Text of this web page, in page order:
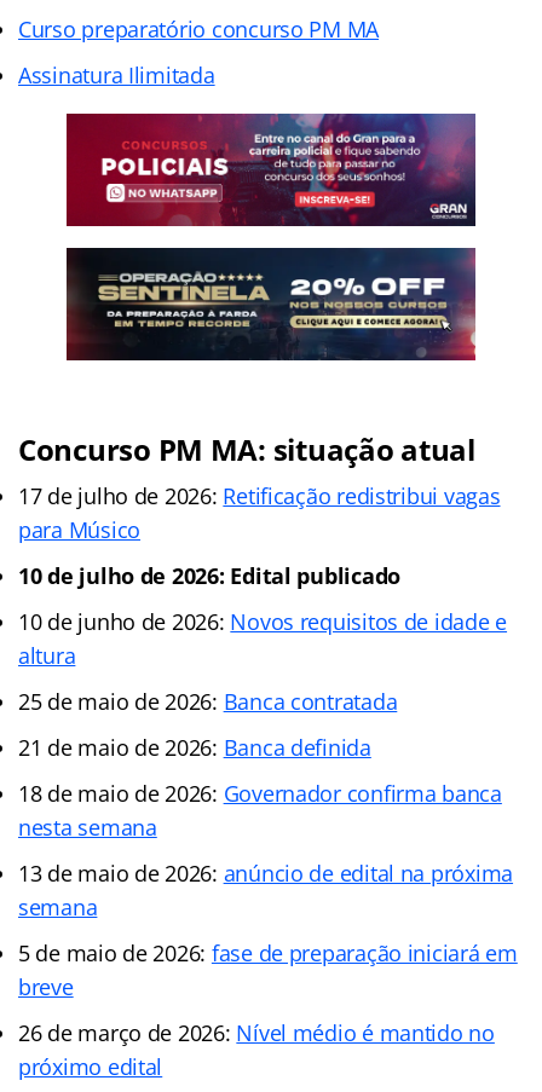
Curso preparatório concurso PM MA
Assinatura Ilimitada
Concurso PM MA: situação atual
17 de julho de 2026: Retificação redistribui vagas
para Músico
10 de julho de 2026: Edital publicado
10 de junho de 2026: Novos requisitos de idade e
altura
25 de maio de 2026: Banca contratada
21 de maio de 2026: Banca definida
18 de maio de 2026: Governador confirma banca
nesta semana
13 de maio de 2026: anúncio de edital na próxima
semana
5 de maio de 2026: fase de preparação iniciará em
breve
26 de março de 2026: Nível médio é mantido no
próximo edital